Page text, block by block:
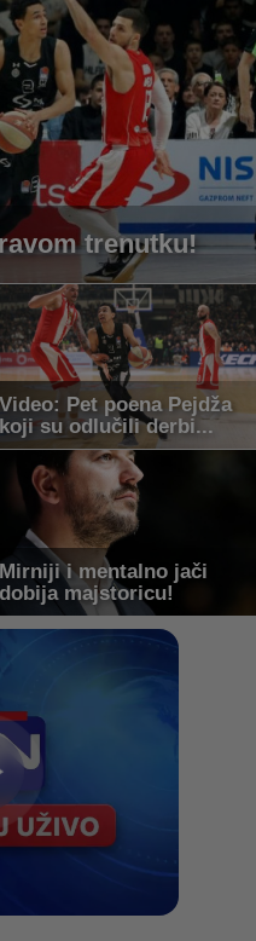
trenutku!
Video: Pet poena Pejdža
koji su odlučili derbi...
Mirniji i mentalno jači
dobija majstoricu!